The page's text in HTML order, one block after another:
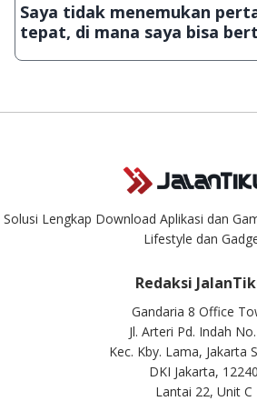
download secara manual, sehingga
aplikasi & games tidak dapat tercapai
singkat.
Saya tidak menemukan
tepat, di mana saya bisa
Kami dengan senang hati menjawab
Solusi Lengkap Download Aplikasi dan
Lifestyle dan
Redaksi
Gandaria 8 Office
Jl. Arteri Pd. Indah
Kec. Kby. Lama, Jakarta
DKI Jakarta, 12240
Lantai 22, Unit C